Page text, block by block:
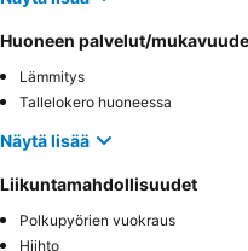
Huoneen palvelut/
Lämmitys
Tallelokero huoneessa
Näytä lisää
Liikuntamahdollisuudet
Polkupyörien vuokraus
Hiihto